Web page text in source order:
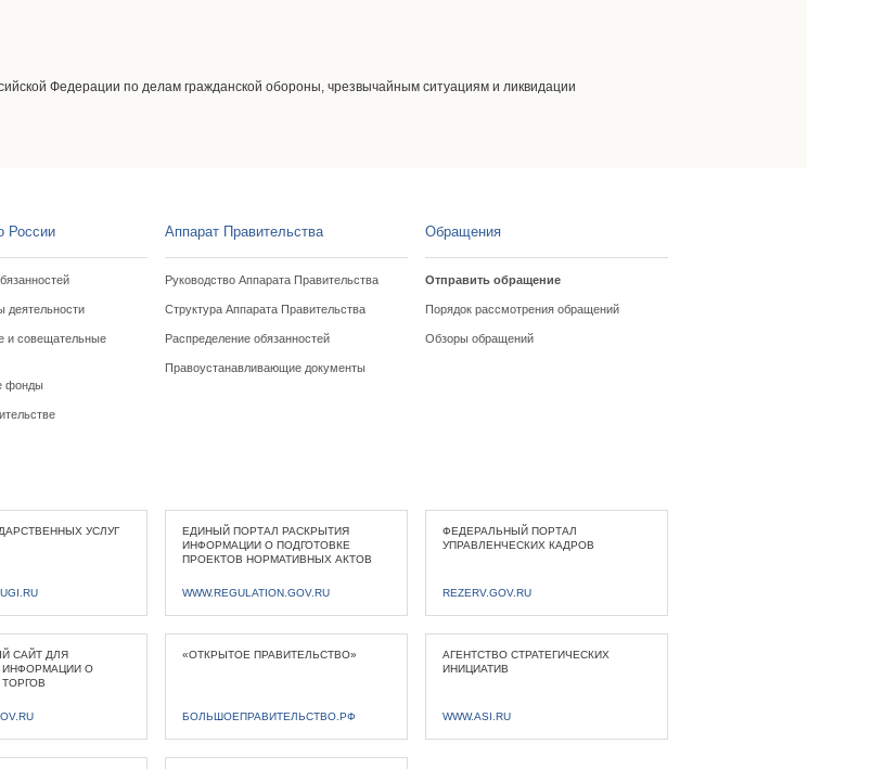
Федерации по делам гражданской обороны, чрезвычайным ситуациям и ликвидации
России
деятельности
и совещательные
фонды
Аппарат Правительства
Руководство Аппарата Правительства
Структура Аппарата Правительства
Распределение обязанностей
Правоустанавливающие документы
Обращения
Отправить обращение
Порядок рассмотрения обращений
Обзоры обращений
УСЛУГ
ЕДИНЫЙ ПОРТАЛ РАСКРЫТИЯ
ИНФОРМАЦИИ О ПОДГОТОВКЕ
ПРОЕКТОВ НОРМАТИВНЫХ АКТОВ
WWW.REGULATION.GOV.RU
ФЕДЕРАЛЬНЫЙ ПОРТАЛ
УПРАВЛЕНЧЕСКИХ КАДРОВ
REZERV.GOV.RU
САЙТ ДЛЯ
ИНФОРМАЦИИ О
«ОТКРЫТОЕ ПРАВИТЕЛЬСТВО»
БОЛЬШОЕПРАВИТЕЛЬСТВО.РФ
АГЕНТСТВО СТРАТЕГИЧЕСКИХ
ИНИЦИАТИВ
WWW.ASI.RU